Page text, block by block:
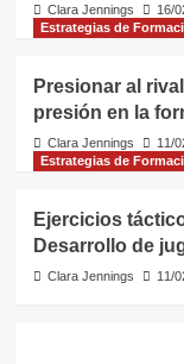
Clara Jennings 16/
Estrategias de
Presionar al
presión en la
Clara Jennings 11/
Estrategias de
Ejercicios
Desarrollo de
Clara Jennings 11/